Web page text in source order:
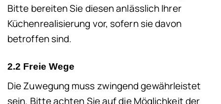
Bitte bereiten Sie diesen anlässlich Ihrer
Küchenrealisierung vor, sofern sie davon
betroffen sind.
2.2 Freie Wege
Die Zuwegung muss zwingend gewährleistet
sein. Bitte achten Sie auf die Möglichkeit der